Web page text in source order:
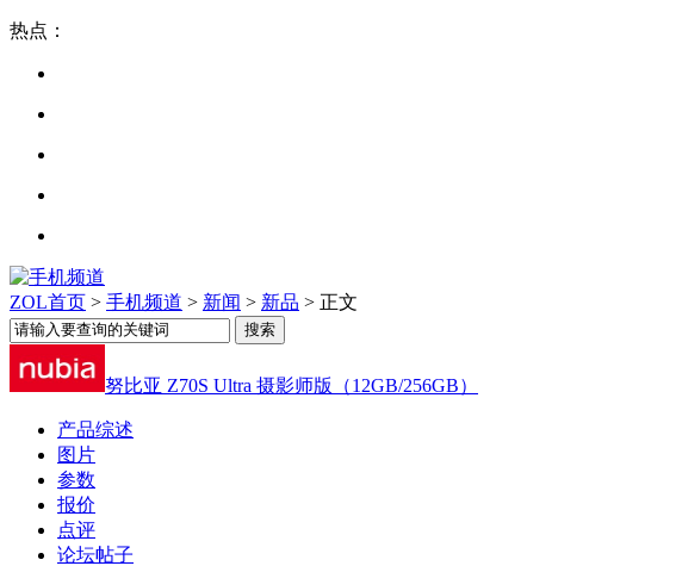
热点：
ZOL首页 > 手机频道 > 新闻 > 新品 > 正文
努比亚 Z70S Ultra 摄影师版（12GB/256GB）
产品综述
图片
参数
报价
点评
论坛帖子